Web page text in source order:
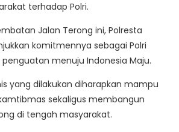
terhadap Polri.
Jalan Terong ini, Polresta
komitmennya sebagai Polri
menuju Indonesia Maju.
yang dilakukan diharapkan mampu
sekaligus membangun
di tengah masyarakat.